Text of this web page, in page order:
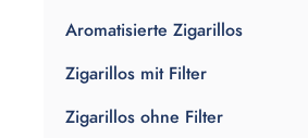
Aromatisierte Zigarillos
Zigarillos mit Filter
Zigarillos ohne Filter